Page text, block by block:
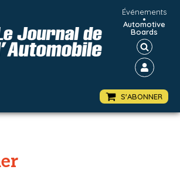
Événements
•
Automotive
Boards
S'ABONNER